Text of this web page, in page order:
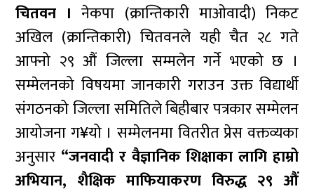
चितवन । नेकपा (क्रान्तिकारी माओवादी) निकट
अखिल (क्रान्तिकारी) चितवनले यही चैत २८ गते
आफ्नो २९ औं जिल्ला सम्मलेन गर्ने भएको छ ।
सम्मेलनको विषयमा जानकारी गराउन उक्त विद्यार्थी
संगठनको जिल्ला समितिले बिहीबार पत्रकार सम्मेलन
आयोजना ग¥यो । सम्मेलनमा वितरीत प्रेस वक्तव्यका
अनुसार “जनवादी र वैज्ञानिक शिक्षाका लागि हाम्रो
अभियान, शैक्षिक माफियाकरण विरुद्ध २९ औं